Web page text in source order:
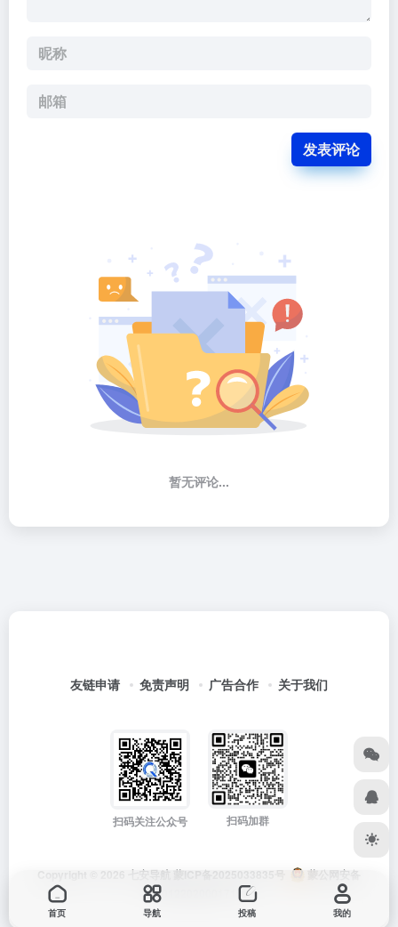
发表评论
暂无评论...
友链申请 免责声明 广告合作 关于我们
扫码关注公众号 扫码加群
Copyright © 2026 七安导航 蒙ICP备2025033835号
蒙公网安备
15012202000171号
首页 导航 投稿 我的